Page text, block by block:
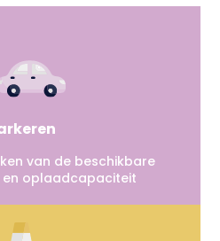
van de beschikbare
oplaadcapaciteit